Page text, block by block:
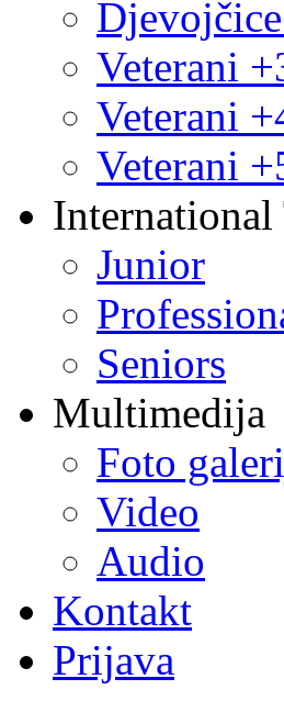
Veterani
Veterani
Veterani
International
Junior
Seniors
Multimedija
Foto
Video
Audio
Kontakt
Prijava